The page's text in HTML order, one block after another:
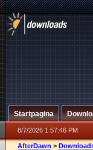
Startpagina
8/7/2026 1:57:46 PM
AfterDawn >